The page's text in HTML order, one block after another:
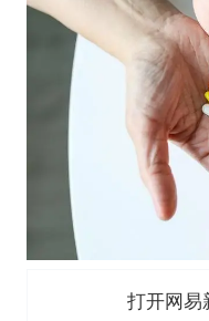
打开网易